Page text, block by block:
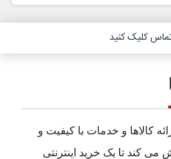
کلیک کنید
کالاها و خدمات با کیفیت و
کند تا یک خرید اینترنتی